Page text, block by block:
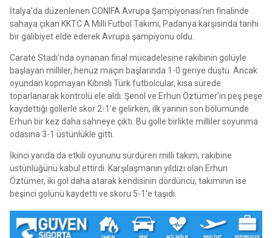
İtalya’da düzenlenen CONIFA Avrupa Şampiyonası’nın finalinde
sahaya çıkan KKTC A Milli Futbol Takımı, Padanya karşısında tarihi
bir galibiyet elde ederek Avrupa şampiyonu oldu.
Carate Stadı’nda oynanan final mücadelesine rakibinin golüyle
başlayan milliler, henüz maçın başlarında 1-0 geriye düştü. Ancak
oyundan kopmayan Kıbrıslı Türk futbolcular, kısa sürede
toparlanarak kontrolü ele aldı. Şenol ve Erhun Öztümer’in peş peşe
kaydettiği gollerle skor 2-1’e gelirken, ilk yarının son bölümünde
Erhun bir kez daha sahneye çıktı. Bu golle birlikte milliler soyunma
odasına 3-1 üstünlükle gitti.
İkinci yarıda da etkili oyununu sürdüren milli takım, rakibine
üstünlüğünü kabul ettirdi. Karşılaşmanın yıldızı olan Erhun
Öztümer, iki gol daha atarak kendisinin dördüncü, takımının ise
beşinci golünü kaydetti ve skoru 5-1’e taşıdı.